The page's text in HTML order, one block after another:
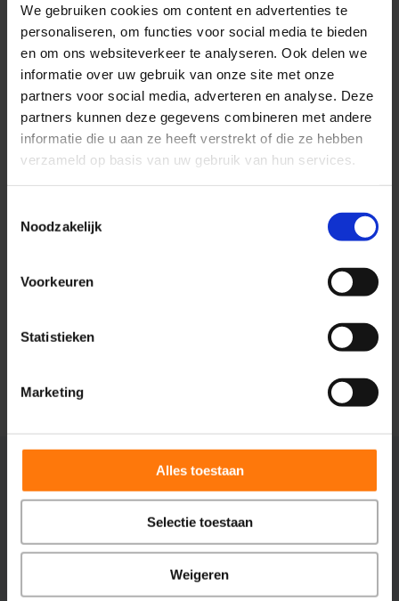
We gebruiken cookies om content en advertenties te
personaliseren, om functies voor social media te bieden
en om ons websiteverkeer te analyseren. Ook delen we
informatie over uw gebruik van onze site met onze
partners voor social media, adverteren en analyse. Deze
partners kunnen deze gegevens combineren met andere
informatie die u aan ze heeft verstrekt of die ze hebben
verzameld op basis van uw gebruik van hun services.
Noodzakelijk
Voorkeuren
Statistieken
Marketing
Alles toestaan
Selectie toestaan
Weigeren
Ervaringen van
mondzorgspeciali